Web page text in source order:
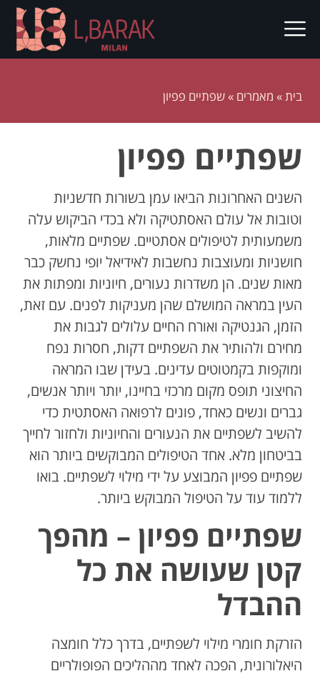
בית» מאמרים »שפתיים פפיון
שפתיים פפיון
השנים האחרונות הביאו עמן בשורות חדשניות
וטובות אל עולם האסתטיקה ולא בכדי הביקוש עלה
משמעותית לטיפולים אסתטיים. שפתיים מלאות,
חושניות ומעוצבות נחשבות לאידיאל יופי נחשק כבר
מאות שנים. הן משדרות נעורים, חיוניות ומפתות את
העין במראה המושלם שהן מעניקות לפנים. עם זאת,
הזמן, הגנטיקה ואורח החיים עלולים לגבות את
מחירם ולהותיר את השפתיים דקות, חסרות נפח
ומוקפות בקמטוטים עדינים. בעידן שבו המראה
החיצוני תופס מקום מרכזי בחיינו, יותר ויותר אנשים,
גברים ונשים כאחד, פונים לרפואה האסתטית כדי
להשיב לשפתיים את הנעורים והחיוניות ולחזור לחייך
בביטחון מלא. אחד הטיפולים המבוקשים ביותר הוא
שפתיים פפיון המבוצע על ידי מילוי לשפתיים. בואו
ללמוד עוד על הטיפול המבוקש ביותר.
שפתיים פפיון – מהפך
קטן שעושה את כל
ההבדל
הזרקת חומרי מילוי לשפתיים, בדרך כלל חומצה
היאלורונית, הפכה לאחד מההליכים הפופולריים